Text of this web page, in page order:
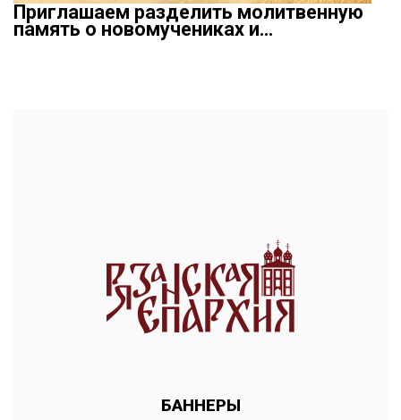
Приглашаем разделить молитвенную
память о новомучениках и…
БАННЕРЫ